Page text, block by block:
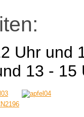
Uhr und
13 - 15